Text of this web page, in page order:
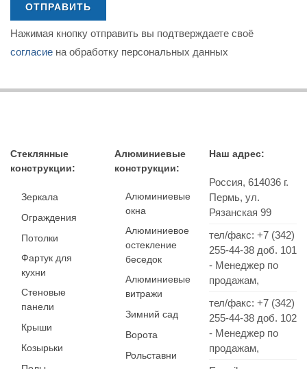
ОТПРАВИТЬ
Нажимая кнопку отправить вы подтверждаете своё
согласие на обработку персональных данных
Стеклянные
конструкции:
Зеркала
Ограждения
Потолки
Фартук для
кухни
Стеновые
панели
Крыши
Козырьки
Алюминиевые
конструкции:
Алюминиевые
окна
Алюминиевое
остекление
беседок
Алюминиевые
витражи
Зимний сад
Ворота
Рольставни
Наш адрес:
Россия, 614036г.
Пермь, ул.
Рязанская 99
тел/факс: +7 (342)
255-44-38доб. 101
- Менеджер по
продажам,
тел/факс: +7 (342)
255-44-38 доб. 102
- Менеджер по
продажам,